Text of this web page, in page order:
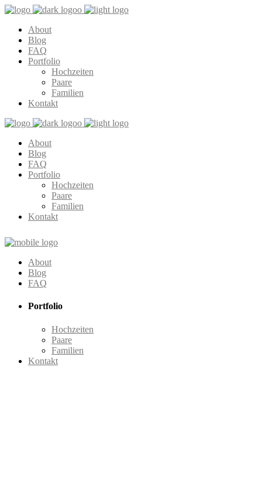
About
Blog
FAQ
Portfolio
Hochzeiten
Paare
Familien
Kontakt
About
Blog
FAQ
Portfolio
Hochzeiten
Paare
Familien
Kontakt
About
Blog
FAQ
Portfolio
Hochzeiten
Paare
Familien
Kontakt